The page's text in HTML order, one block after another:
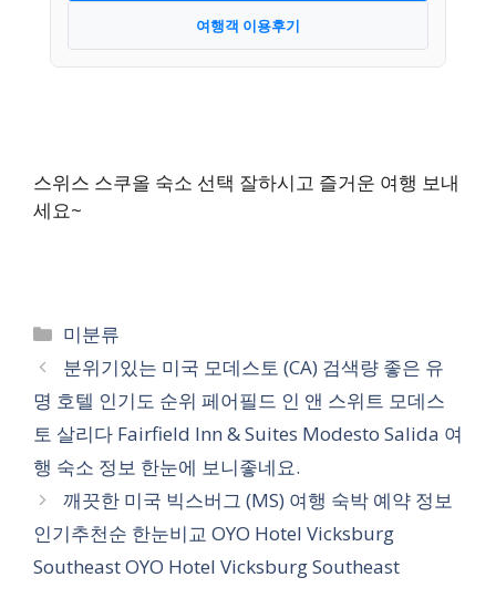
여행객 이용후기
스위스 스쿠올 숙소 선택 잘하시고 즐거운 여행 보내
세요~
카
테
고
리
미분류
분위기있는 미국 모데스토 (CA) 검색량 좋은 유
명 호텔 인기도 순위 페어필드 인 앤 스위트 모데스
토 살리다 Fairfield Inn & Suites Modesto Salida 여
행 숙소 정보 한눈에 보니좋네요.
깨끗한 미국 빅스버그 (MS) 여행 숙박 예약 정보
인기추천순 한눈비교 OYO Hotel Vicksburg
Southeast OYO Hotel Vicksburg Southeast